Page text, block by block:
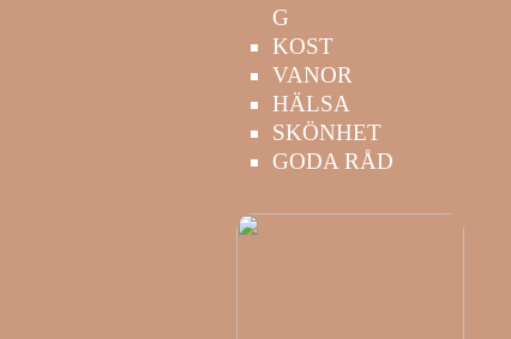
G
KOST
VANOR
HÄLSA
SKÖNHET
GODA RÅD